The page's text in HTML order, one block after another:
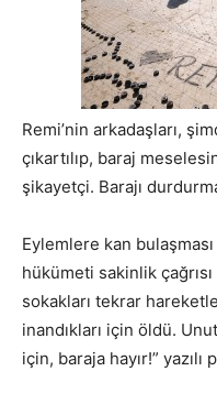
Remi’nin arkadaşları,
çıkartılıp, baraj
şikayetçi. Barajı
Eylemlere kan
hükümeti sakinlik
sokakları tekrar
inandıkları için öldü.
için, baraja hayır!” yazılı